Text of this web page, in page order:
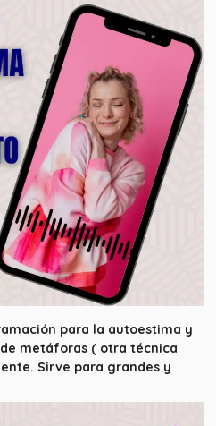
para la autoestima y
metáforas ( otra técnica
Sirve para grandes y